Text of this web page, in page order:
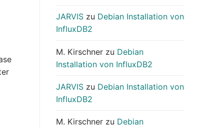
JARVIS zu Debian Installation von
InfluxDB2
M. Kirschner zu Debian
Installation von InfluxDB2
JARVIS zu Debian Installation von
InfluxDB2
M. Kirschner zu Debian